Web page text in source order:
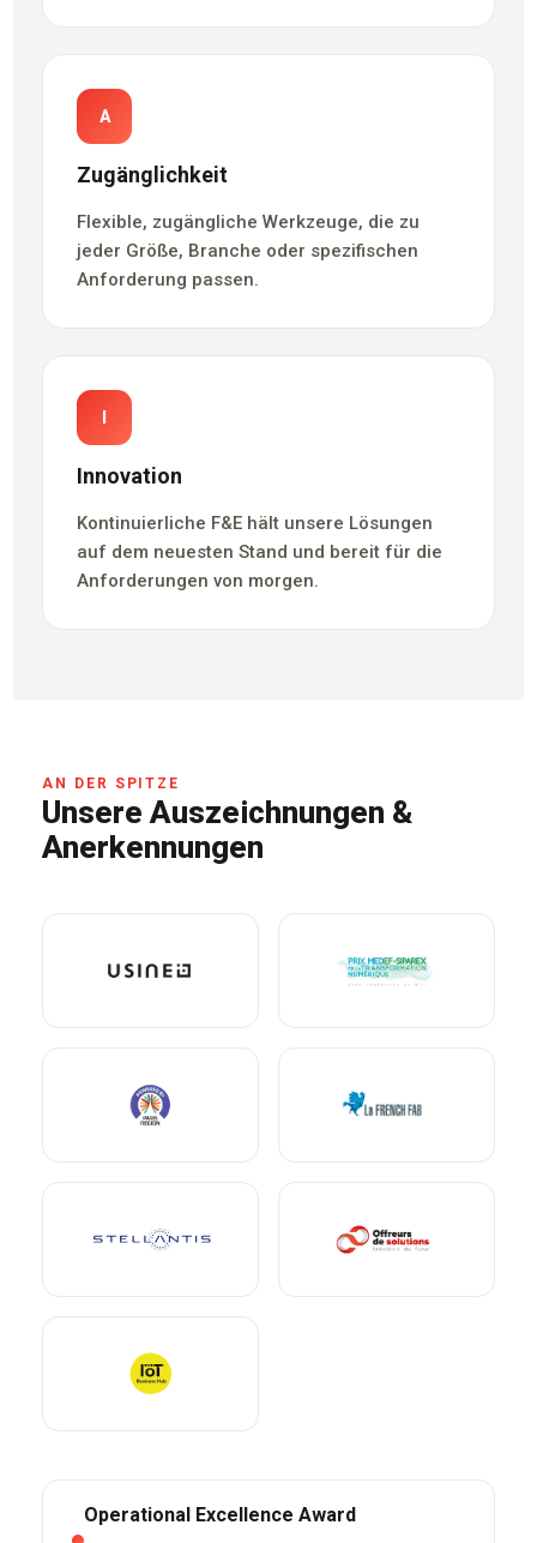
A
Zugänglichkeit
Flexible, zugängliche Werkzeuge, die zu
jeder Größe, Branche oder spezifischen
Anforderung passen.
Innovation
Kontinuierliche F&E hält unsere Lösungen
auf dem neuesten Stand und bereit für die
Anforderungen von morgen.
AN DER SPITZE
Unsere Auszeichnungen &
Anerkennungen
Operational Excellence Award